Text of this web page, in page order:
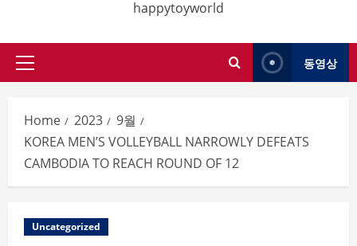
happytoyworld
Primary
동영상
Home 2023
9월
KOREA MEN’S VOLLEYBALL NARROWLY DEFEATS
CAMBODIA TO REACH ROUND OF 12
Uncategorized